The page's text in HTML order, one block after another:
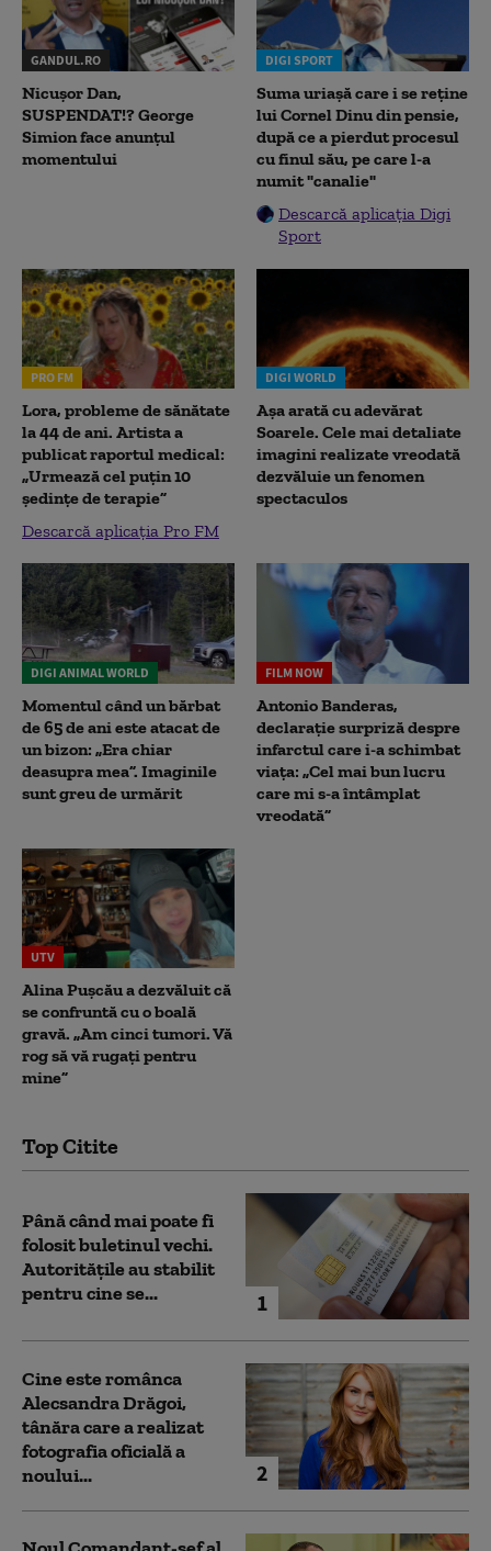
GANDUL.RO
Nicușor Dan,
SUSPENDAT!? George
Simion face anunțul
momentului
DIGI SPORT
Suma uriașă care i se reține
lui Cornel Dinu din pensie,
după ce a pierdut procesul
cu finul său, pe care l-a
numit "canalie"
Descarcă aplicația Digi
Sport
PRO FM
Lora, probleme de sănătate
la 44 de ani. Artista a
publicat raportul medical:
„Urmează cel puțin 10
ședințe de terapie”
Descarcă aplicația Pro FM
DIGI WORLD
Așa arată cu adevărat
Soarele. Cele mai detaliate
imagini realizate vreodată
dezvăluie un fenomen
spectaculos
DIGI ANIMAL WORLD
Momentul când un bărbat
de 65 de ani este atacat de
un bizon: „Era chiar
deasupra mea”. Imaginile
sunt greu de urmărit
FILM NOW
Antonio Banderas,
declarație surpriză despre
infarctul care i-a schimbat
viața: „Cel mai bun lucru
care mi s-a întâmplat
vreodată”
UTV
Alina Pușcău a dezvăluit că
se confruntă cu o boală
gravă. „Am cinci tumori. Vă
rog să vă rugați pentru
mine”
Top Citite
1
Până când mai poate fi
folosit buletinul vechi.
Autoritățile au stabilit
pentru cine se...
2
Cine este românca
Alecsandra Drăgoi,
tânăra care a realizat
fotografia oficială a
noului...